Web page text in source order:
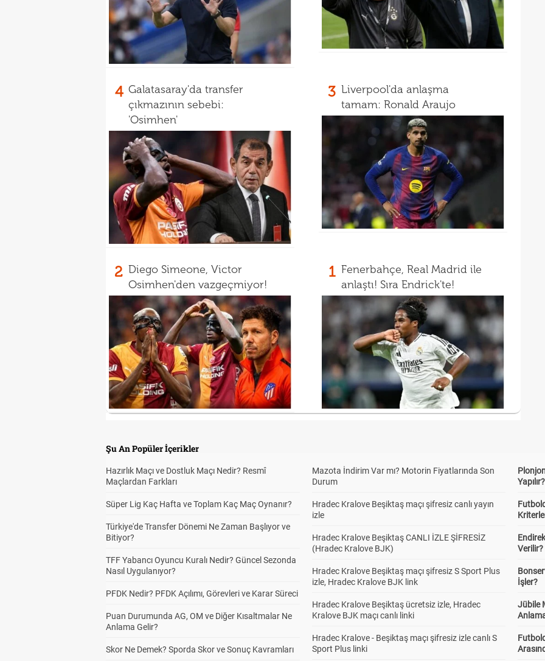
4 Galatasaray'da transfer
çıkmazının sebebi:
'Osimhen'
3 Liverpool'da anlaşma
tamam: Ronald Araujo
2 Diego Simeone, Victor
Osimhen'den vazgeçmiyor!
1 Fenerbahçe, Real Madrid ile
anlaştı! Sıra Endrick'te!
Şu An Popüler İçerikler
Hazırlık Maçı ve Dostluk Maçı Nedir? Resmî
Maçlardan Farkları
Süper Lig Kaç Hafta ve Toplam Kaç Maç Oynanır?
Türkiye'de Transfer Dönemi Ne Zaman Başlıyor ve
Bitiyor?
TFF Yabancı Oyuncu Kuralı Nedir? Güncel Sezonda
Nasıl Uygulanıyor?
PFDK Nedir? PFDK Açılımı, Görevleri ve Karar Süreci
Puan Durumunda AG, OM ve Diğer Kısaltmalar Ne
Anlama Gelir?
Skor Ne Demek? Sporda Skor ve Sonuç Kavramları
Mazota İndirim Var mı? Motorin Fiyatlarında Son
Durum
Hradec Kralove Beşiktaş maçı şifresiz canlı yayın
izle
Hradec Kralove Beşiktaş CANLI İZLE ŞİFRESİZ
(Hradec Kralove BJK)
Hradec Kralove Beşiktaş maçı şifresiz S Sport Plus
izle, Hradec Kralove BJK link
Hradec Kralove Beşiktaş ücretsiz izle, Hradec
Kralove BJK maçı canlı linki
Hradec Kralove - Beşiktaş maçı şifresiz izle canlı S
Sport Plus linki
Yapılır?
Verilir?
İşler?
Jübile